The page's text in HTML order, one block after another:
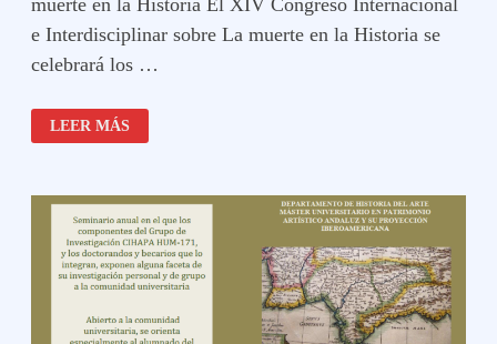
e Interdisciplinar sobre La muerte en la Historia se
celebrará los …
CONGRESO:
LA
MUERTE
HISTORIA
LEER MÁS